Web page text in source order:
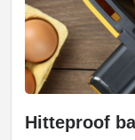
Hitteproof